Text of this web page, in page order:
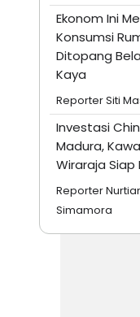
Ekonom Ini
Konsumsi
Ditopang
Kaya
Reporter Siti
Investasi
Madura,
Wiraraja Siap
Reporter
Simamora